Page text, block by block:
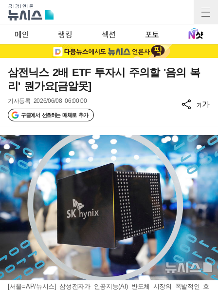
메인 랭킹 섹션 포토
삼전닉스 2배 ETF 투자시 주의할 '음의 복
리' 뭔가요[금알못]
기사등록 2026/06/08 06:00:00
구글에서 선호하는 매체로 추가
가가
[서울=AP/뉴시스] 삼성전자가 인공지능(AI) 반도체 시장의 폭발적인 호